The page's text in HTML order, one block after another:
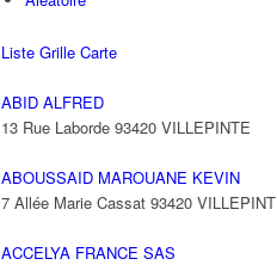
Liste Grille Carte
ABID ALFRED
13 Rue Laborde 93420 VILLEPINTE
ABOUSSAID MAROUANE KEVIN
7 Allée Marie Cassat 93420
ACCELYA FRANCE SAS